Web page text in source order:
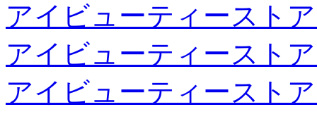
アイビューティースト
アイビューティースト
アイビューティースト